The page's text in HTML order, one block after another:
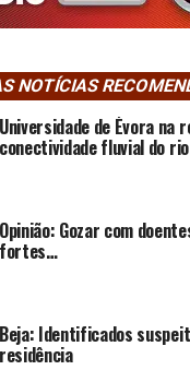
NOTÍCIAS
Universidade de Évora na
conectividade fluvial do
Opinião: Gozar com
fortes…
Beja: Identificados
residência